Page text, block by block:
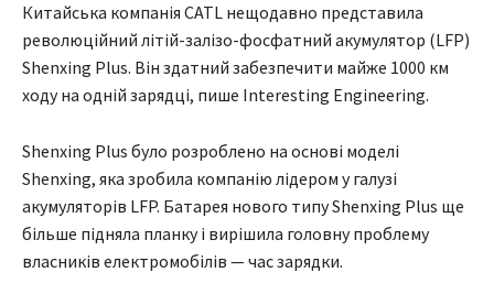
Китайська компанія CATL нещодавно представила
революційний літій-залізо-фосфатний акумулятор (LFP)
Shenxing Plus. Він здатний забезпечити майже 1000 км
ходу на одній зарядці, пише Interesting Engineering.
Shenxing Plus було розроблено на основі моделі
Shenxing, яка зробила компанію лідером у галузі
акумуляторів LFP. Батарея нового типу Shenxing Plus ще
більше підняла планку і вирішила головну проблему
власників електромобілів — час зарядки.